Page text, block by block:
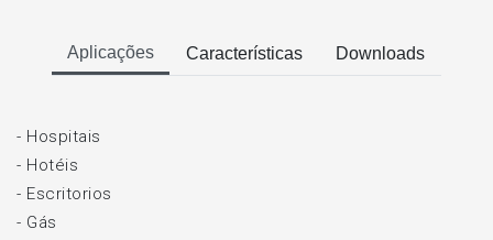
Aplicações Características Downloads
- Hospitais
- Hotéis
- Escritorios
- Gás